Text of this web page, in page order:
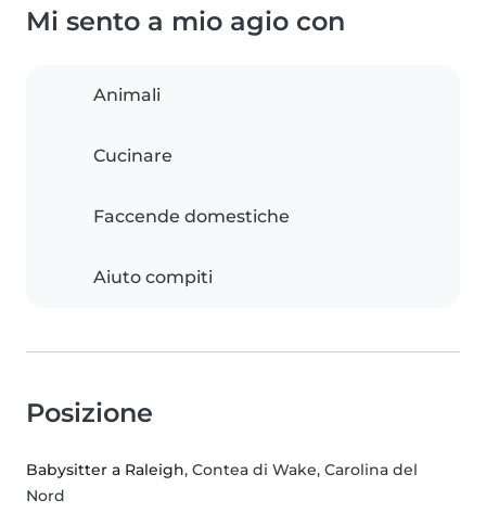
Mi sento a mio agio con
Animali
Cucinare
Faccende domestiche
Aiuto compiti
Posizione
Babysitter a Raleigh, Contea di Wake, Carolina del
Nord